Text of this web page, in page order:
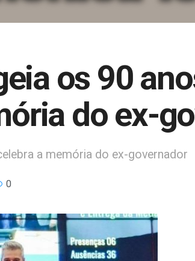
os 90
do ex-
a memória do ex-governador
0